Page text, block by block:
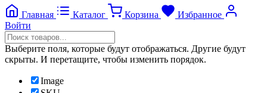
Главная Каталог Корзина
Избранное
Войти
Выберите поля, которые будут отображаться. Другие будут
скрыты. И перетащите, чтобы изменить порядок.
Image